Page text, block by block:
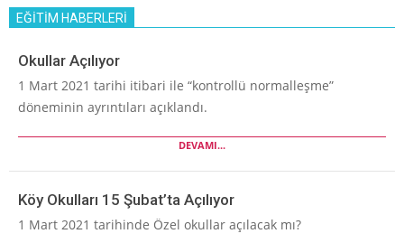
EĞİTİM HABERLERİ
Okullar Açılıyor
1 Mart 2021 tarihi itibari ile “kontrollü normalleşme”
döneminin ayrıntıları açıklandı.
DEVAMI...
Köy Okulları 15 Şubat’ta Açılıyor
1 Mart 2021 tarihinde Özel okullar açılacak mı?